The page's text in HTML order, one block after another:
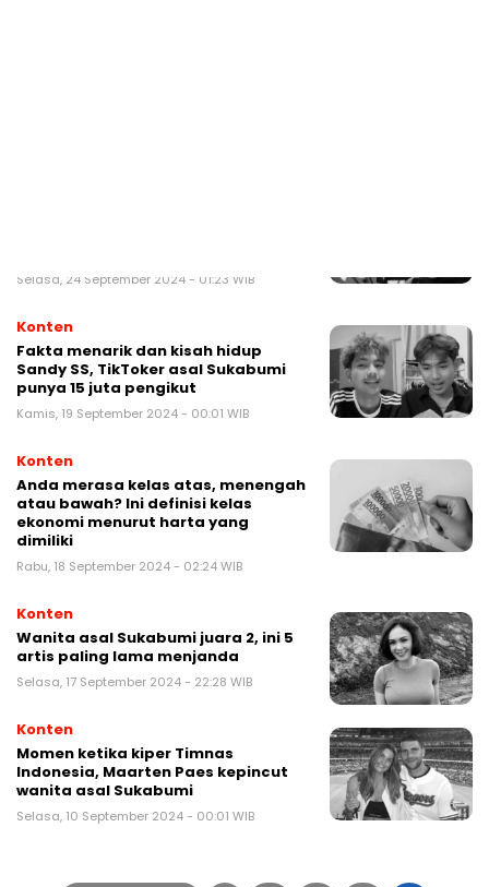
Selasa, 24 September 2024 - 01:23 WIB
Konten
Fakta menarik dan kisah hidup
Sandy SS, TikToker asal Sukabumi
punya 15 juta pengikut
Kamis, 19 September 2024 - 00:01 WIB
Konten
Anda merasa kelas atas, menengah
atau bawah? Ini definisi kelas
ekonomi menurut harta yang
dimiliki
Rabu, 18 September 2024 - 02:24 WIB
Konten
Wanita asal Sukabumi juara 2, ini 5
artis paling lama menjanda
Selasa, 17 September 2024 - 22:28 WIB
Konten
Momen ketika kiper Timnas
Indonesia, Maarten Paes kepincut
wanita asal Sukabumi
Selasa, 10 September 2024 - 00:01 WIB